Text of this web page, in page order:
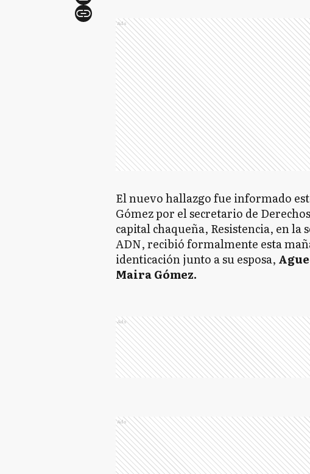
Ads
El nuevo hallazgo fue informado
Gómez por el secretario de
capital chaqueña, Resistencia, en la
ADN, recibió formalmente esta
identicación junto a su esposa,
Maira Gómez.
Ads
Ads